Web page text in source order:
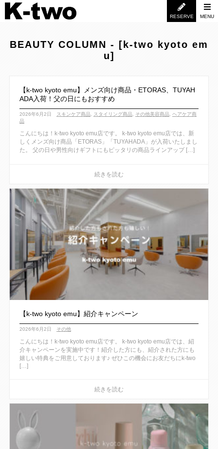
RESERVE MENU
BEAUTY COLUMN - [k-two kyoto em
u]
【k-two kyoto emu】メンズ向け商品・ETORAS、TUYAH
ADA入荷！父の日にもおすすめ
2026年6月2日 スキンケア商品 スタイリング商品 その他美容商品 ヘアケア商
品
こんにちは！k-two kyoto emu店です。 k-two kyoto emu店では、新
しくメンズ向け商品「ETORAS」「TUYAHADA」が入荷いたしまし
た。 父の日や男性向けギフトにもピッタリの商品ラインアップ […]
【k-two kyoto emu】紹介キャンペーン
2026年6月2日 その他
こんにちは！k-two kyoto emu店です。 k-two kyoto emu店では、紹
介キャンペーンを実施中です！紹介した方にも、紹介された方にも
嬉しい特典をご用意しております♪ ぜひこの機会にお友だちにk-two
[…]